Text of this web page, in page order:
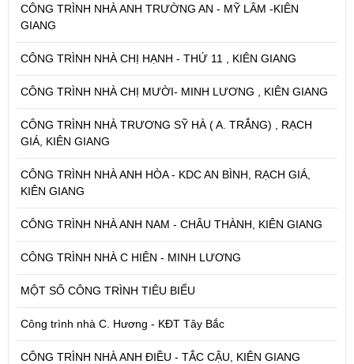
CÔNG TRÌNH NHÀ ANH TRƯỜNG AN - MỸ LÂM -KIÊN
GIANG
CÔNG TRÌNH NHÀ CHỊ HẠNH - THỨ 11 , KIÊN GIANG
CÔNG TRÌNH NHÀ CHỊ MƯỜI- MINH LƯƠNG , KIÊN GIANG
CÔNG TRÌNH NHÀ TRƯƠNG SỸ HÀ ( A. TRẮNG) , RẠCH
GIÁ, KIÊN GIANG
CÔNG TRÌNH NHÀ ANH HÒA - KDC AN BÌNH, RẠCH GIÁ,
KIÊN GIANG
CÔNG TRÌNH NHÀ ANH NAM - CHÂU THÀNH, KIÊN GIANG
CÔNG TRÌNH NHÀ C HIÊN - MINH LƯƠNG
MỘT SỐ CÔNG TRÌNH TIÊU BIỂU
Công trình nhà C. Hương - KĐT Tây Bắc
CÔNG TRÌNH NHÀ ANH ĐIỀU - TẮC CẬU, KIÊN GIANG